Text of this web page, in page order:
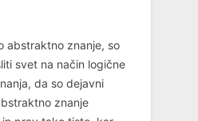
abstraktno znanje, so
svet na način logične
da so dejavni
znanje